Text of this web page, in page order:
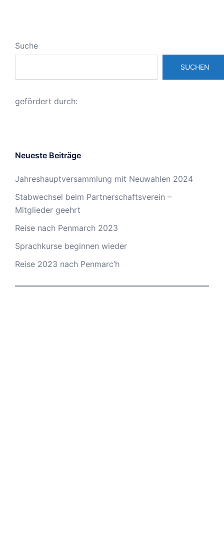
Suche
SUCHEN
gefördert durch:
Neueste Beiträge
Jahreshauptversammlung mit Neuwahlen 2024
Stabwechsel beim Partnerschaftsverein –
Mitglieder geehrt
Reise nach Penmarch 2023
Sprachkurse beginnen wieder
Reise 2023 nach Penmarc’h